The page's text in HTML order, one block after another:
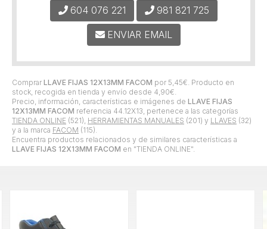
Comprar LLAVE FIJAS 12X13MM FACOM por 5,45€ . Producto en
stock, recogida en tienda y envío desde 4,90€
Precio, información, características e imágenes de LLAVE FIJAS
12X13MM FACOM referencia 44.12X13, pertenece a las categorías
TIENDA ONLINE (521), HERRAMIENTAS MANUALES (201) y LLAVES (32)
y a la marca FACOM (115).
Encuentra productos relacionados y de similares características a
LLAVE FIJAS 12X13MM FACOM en "TIENDA ONLINE".
604 076 221 981 821 725
ENVIAR EMAIL